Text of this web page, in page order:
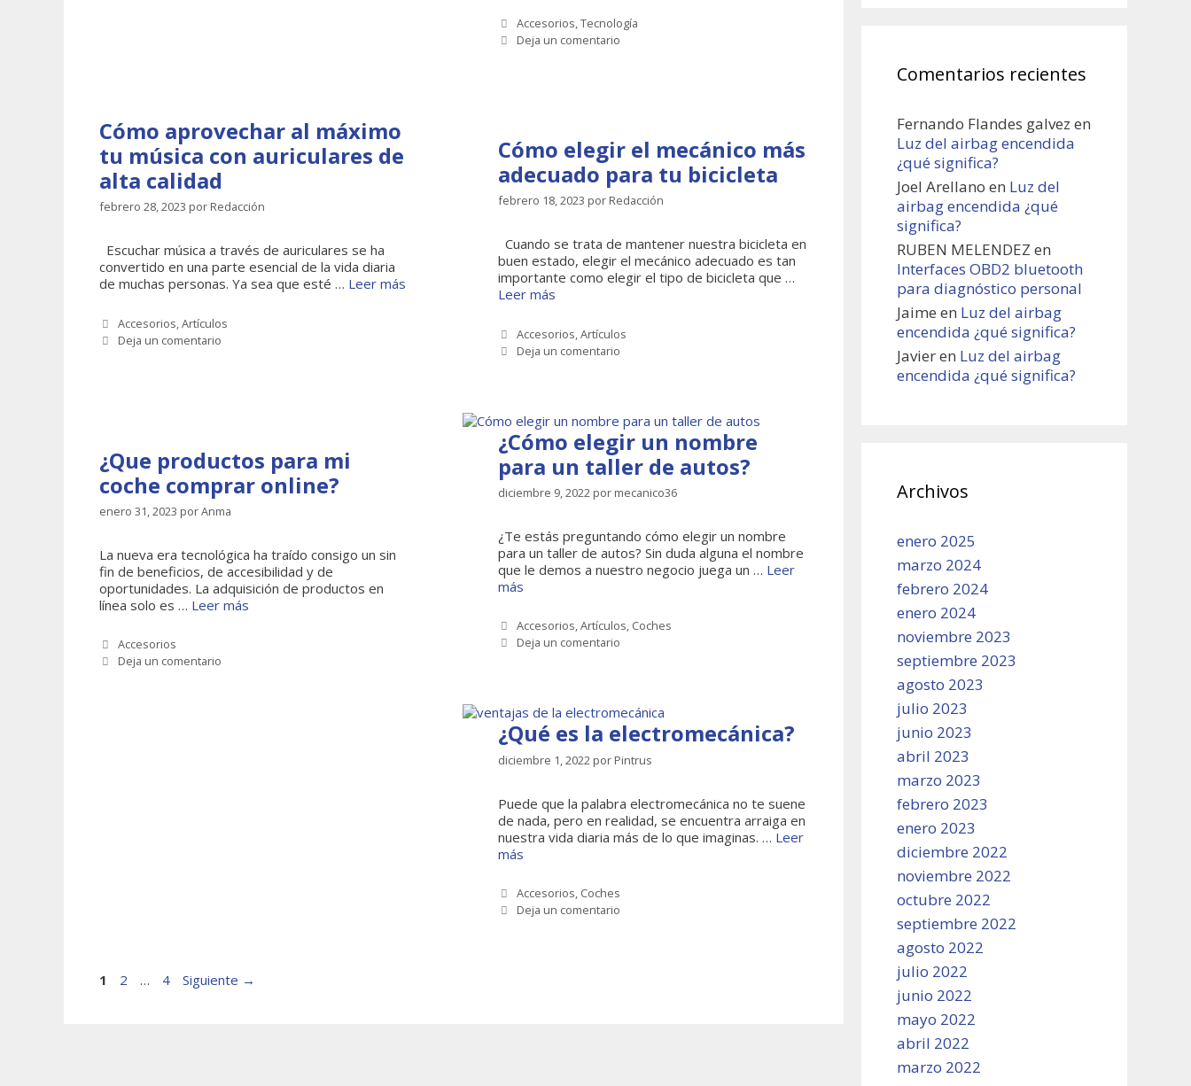
Categorías
Accesorios,Tecnología
Deja un comentario
Cómo aprovechar al máximo
tu música con auriculares de
alta calidad
febrero 28, 2023 por Redacción
Escuchar música a través de auriculares se ha
convertido en una parte esencial de la vida diaria
de muchas personas. Ya sea que esté … Leer más
Categorías
Accesorios Artículos
Deja un comentario
Cómo elegir el mecánico más
adecuado para tu bicicleta
febrero 18, 2023 por Redacción
Cuando se trata de mantener nuestra bicicleta en
buen estado, elegir el mecánico adecuado es tan
importante como elegir el tipo de bicicleta que …
Leer más
Categorías
Accesorios Artículos
Deja un comentario
¿Que productos para mi
coche comprar online?
enero 31, 2023 porAnma
La nueva era tecnológica ha traído consigo un sin
fin de beneficios, de accesibilidad y de
oportunidades. La adquisición de productos en
línea solo es … Leer más
Categorías
Accesorios
Deja un comentario
¿Cómo elegir un nombre
para un taller de autos?
diciembre 9, 2022 por mecanico36
¿Te estás preguntando cómo elegir un nombre
para un taller de autos? Sin duda alguna el nombre
que le demos a nuestro negocio juega un … Leer
más
Categorías
Accesorios,Artículos, Coches
Deja un comentario
¿Qué es la electromecánica?
diciembre 1, 2022 por Pintrus
Puede que la palabra electromecánica no te suene
de nada, pero en realidad, se encuentra arraiga en
nuestra vida diaria más de lo que imaginas. … Leer
más
Categorías
Accesorios, Coches
Deja un comentario
Página
1 Página
2 … Página
4 Siguiente →
Comentarios recientes
Fernando Flandes galvez en
Luz del airbag encendida
¿qué significa?
Joel Arellano en Luz del
airbag encendida ¿qué
significa?
RUBEN MELENDEZ en
Interfaces OBD2 bluetooth
para diagnóstico personal
Jaime en Luz del airbag
encendida ¿qué significa?
Javieren Luz del airbag
encendida ¿qué significa?
Archivos
enero 2025
marzo 2024
febrero 2024
enero 2024
noviembre 2023
septiembre 2023
agosto 2023
julio 2023
junio 2023
abril 2023
marzo 2023
febrero 2023
enero 2023
diciembre 2022
noviembre 2022
octubre 2022
septiembre 2022
agosto 2022
julio 2022
junio 2022
mayo 2022
abril 2022
marzo 2022